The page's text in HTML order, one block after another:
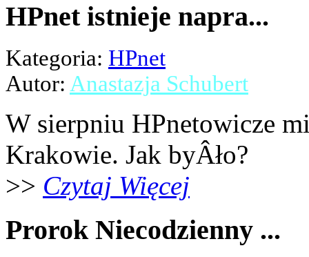
HPnet istnieje napra...
Kategoria: HPnet
Autor: Anastazja Schubert
W sierpniu HPnetowicze
Krakowie. Jak byÂło?
>> Czytaj Więcej
Prorok Niecodzienny ...